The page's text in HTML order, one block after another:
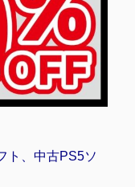
ト、中古PS5ソ